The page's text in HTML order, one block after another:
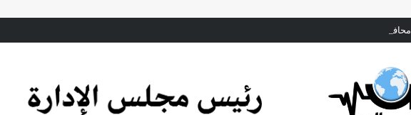
محافظ القليوبية يتابع حادث سقوط سقف أثناء إزالة مبنى مخالف بطوخ ويوجه بصرف إعانة عاجلة لأسرة